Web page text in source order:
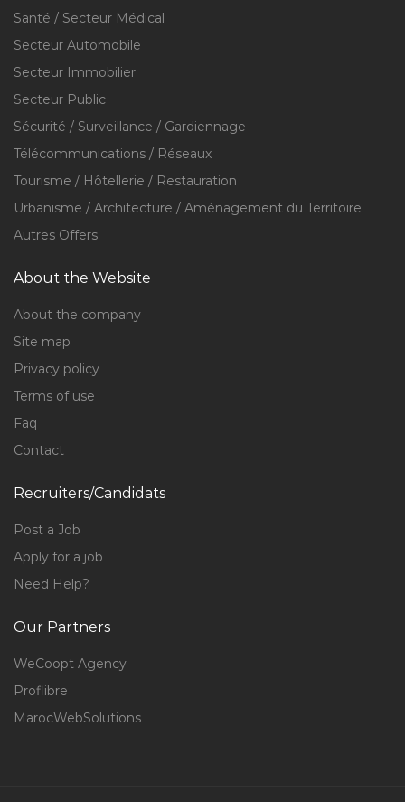
Santé / Secteur Médical
Secteur Automobile
Secteur Immobilier
Secteur Public
Sécurité / Surveillance / Gardiennage
Télécommunications / Réseaux
Tourisme / Hôtellerie / Restauration
Urbanisme / Architecture / Aménagement du Territoire
Autres Offers
About the Website
About the company
Site map
Privacy policy
Terms of use
Faq
Contact
Recruiters/Candidats
Post a Job
Apply for a job
Need Help?
Our Partners
WeCoopt Agency
Proflibre
MarocWebSolutions